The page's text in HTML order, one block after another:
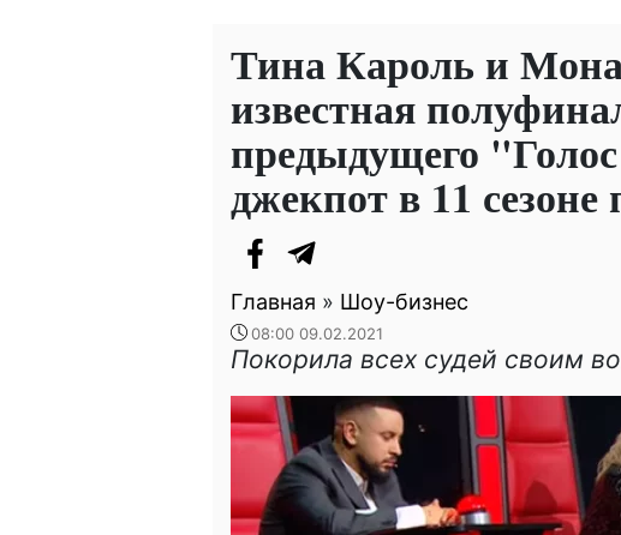
Тина Кароль и
известная
предыдущего
джекпот в 11 сезоне
Главная » Шоу-бизнес
08:00 09.02.2021
Покорила всех судей своим